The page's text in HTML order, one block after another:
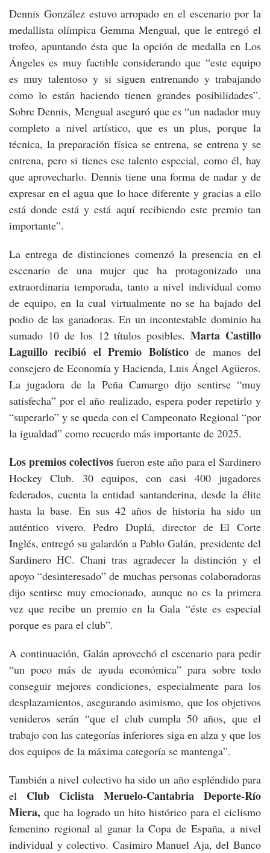
Dennis González estuvo arropado en el escenario por la
medallista olímpica Gemma Mengual, que le entregó el
trofeo, apuntando ésta que la opción de medalla en Los
Ángeles es muy factible considerando que “este equipo
es muy talentoso y si siguen entrenando y trabajando
como lo están haciendo tienen grandes posibilidades”.
Sobre Dennis, Mengual aseguró que es “un nadador muy
completo a nivel artístico, que es un plus, porque la
técnica, la preparación física se entrena, se entrena y se
entrena, pero si tienes ese talento especial, como él, hay
que aprovecharlo. Dennis tiene una forma de nadar y de
expresar en el agua que lo hace diferente y gracias a ello
está donde está y está aquí recibiendo este premio tan
importante”.
La entrega de distinciones comenzó la presencia en el
escenario de una mujer que ha protagonizado una
extraordinaria temporada, tanto a nivel individual como
de equipo, en la cual virtualmente no se ha bajado del
podio de las ganadoras. En un incontestable dominio ha
sumado 10 de los 12 títulos posibles.Marta Castillo
Laguillo recibió el Premio Bolísticode manos del
consejero de Economía y Hacienda, Luis Ángel Agüeros.
La jugadora de la Peña Camargo dijo sentirse “muy
satisfecha” por el año realizado, espera poder repetirlo y
“superarlo” y se queda con el Campeonato Regional “por
la igualdad” como recuerdo más importante de 2025.
Los premios colectivos fueron este año para el Sardinero
Hockey Club. 30 equipos, con casi 400 jugadores
federados, cuenta la entidad santanderina, desde la élite
hasta la base. En sus 42 años de historia ha sido un
auténtico vivero. Pedro Duplá, director de El Corte
Inglés, entregó su galardón a Pablo Galán, presidente del
Sardinero HC. Chani tras agradecer la distinción y el
apoyo “desinteresado” de muchas personas colaboradoras
dijo sentirse muy emocionado, aunque no es la primera
vez que recibe un premio en la Gala “éste es especial
porque es para el club”.
A continuación, Galán aprovechó el escenario para pedir
“un poco más de ayuda económica” para sobre todo
conseguir mejores condiciones, especialmente para los
desplazamientos, asegurando asimismo, que los objetivos
venideros serán “que el club cumpla 50 años, que el
trabajo con las categorías inferiores siga en alza y que los
dos equipos de la máxima categoría se mantenga”.
También a nivel colectivo ha sido un año espléndido para
el Club Ciclista Meruelo-Cantabria Deporte-Río
Miera, que ha logrado un hito histórico para el ciclismo
femenino regional al ganar la Copa de España, a nivel
individual y colectivo. Casimiro Manuel Aja, del Banco